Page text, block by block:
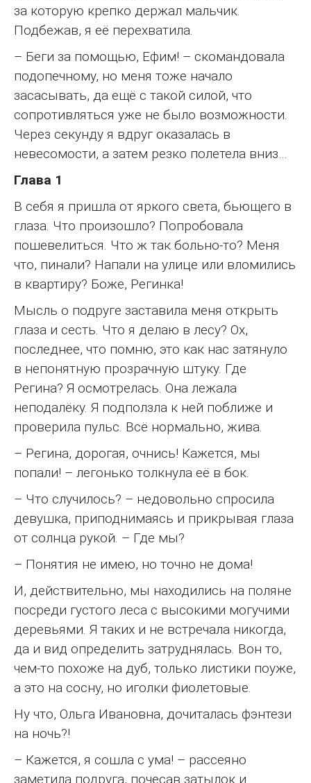
за которую крепко держал мальчик.
Подбежав, я её перехватила.
– Беги за помощью, Ефим! – скомандовала
подопечному, но меня тоже начало
засасывать, да ещё с такой силой, что
сопротивляться уже не было возможности.
Через секунду я вдруг оказалась в
невесомости, а затем резко полетела вниз…
Глава 1
В себя я пришла от яркого света, бьющего в
глаза. Что произошло? Попробовала
пошевелиться. Что ж так больно-то? Меня
что, пинали? Напали на улице или вломились
в квартиру? Боже, Регинка!
Мысль о подруге заставила меня открыть
глаза и сесть. Что я делаю в лесу? Ох,
последнее, что помню, это как нас затянуло
в непонятную прозрачную штуку. Где
Регина? Я осмотрелась. Она лежала
неподалёку. Я подползла к ней поближе и
проверила пульс. Всё нормально, жива.
– Регина, дорогая, очнись! Кажется, мы
попали! – легонько толкнула её в бок.
– Что случилось? – недовольно спросила
девушка, приподнимаясь и прикрывая глаза
от солнца рукой. – Где мы?
– Понятия не имею, но точно не дома!
И, действительно, мы находились на поляне
посреди густого леса с высокими могучими
деревьями. Я таких и не встречала никогда,
да и вид определить затруднялась. Вон то,
чем-то похоже на дуб, только листики поуже,
а это на сосну, но иголки фиолетовые.
Ну что, Ольга Ивановна, дочиталась фэнтези
на ночь?!
– Кажется, я сошла с ума! – рассеяно
заметила подруга, почесав затылок и